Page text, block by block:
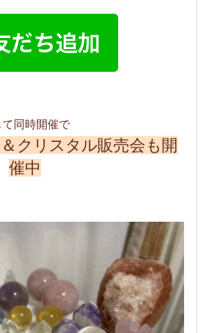
て同時開催で
クリスタル販売会も開
催中